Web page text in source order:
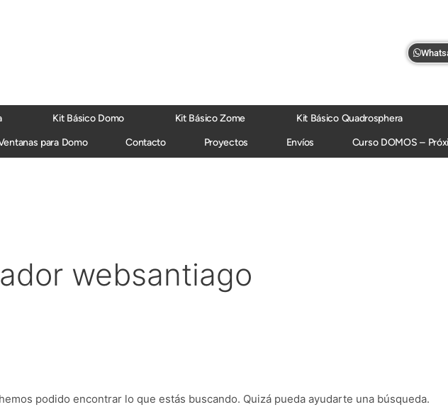
Kit Básico Domo Kit Básico Zome Kit Básico Quadrosphera
para Domo Contacto Proyectos Envíos Curso DOMOS –
websantiago
podido encontrar lo que estás buscando. Quizá pueda ayudarte una búsqueda.